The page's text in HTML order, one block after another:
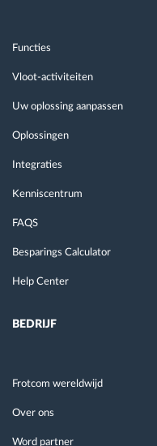
Functies
Vloot-activiteiten
Uw oplossing aanpassen
Oplossingen
Integraties
Kenniscentrum
FAQS
Besparings Calculator
Help Center
BEDRIJF
Frotcom wereldwijd
Over ons
Word partner